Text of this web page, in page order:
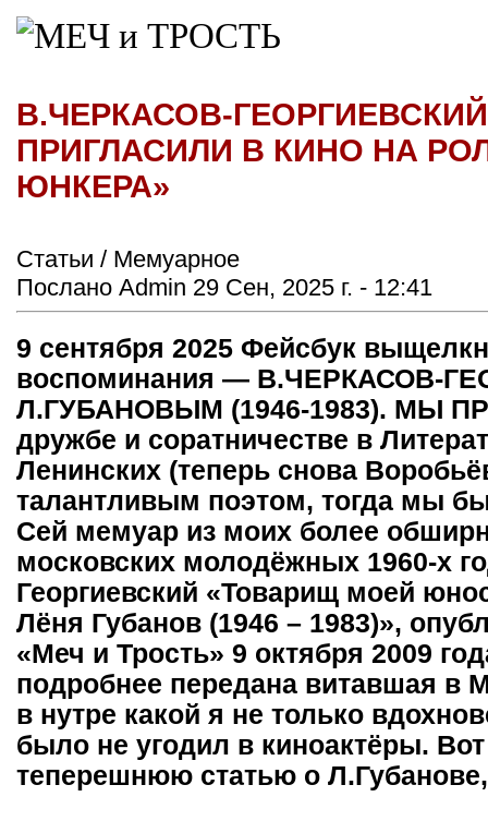
В.ЧЕРКАСОВ-
ПРИГЛАСИЛИ В КИНО НА
ЮНКЕРА»
Статьи / Мемуарное
Послано Admin 29 Сен, 2025 г. - 12:41
9 сентября 2025 Фейсбук
воспоминания — В.ЧЕРКАСОВ-
Л.ГУБАНОВЫМ (1946-1983). МЫ
дружбе и соратничестве в
Ленинских (теперь снова
талантливым поэтом, тогда мы
Сей мемуар из моих более
московских молодёжных 1960-х
Георгиевский «Товарищ моей
Лёня Губанов (1946 – 1983)»,
«Меч и Трость» 9 октября 2009
подробнее передана витавшая в
в нутре какой я не только
было не угодил в киноактёры.
теперешнюю статью о